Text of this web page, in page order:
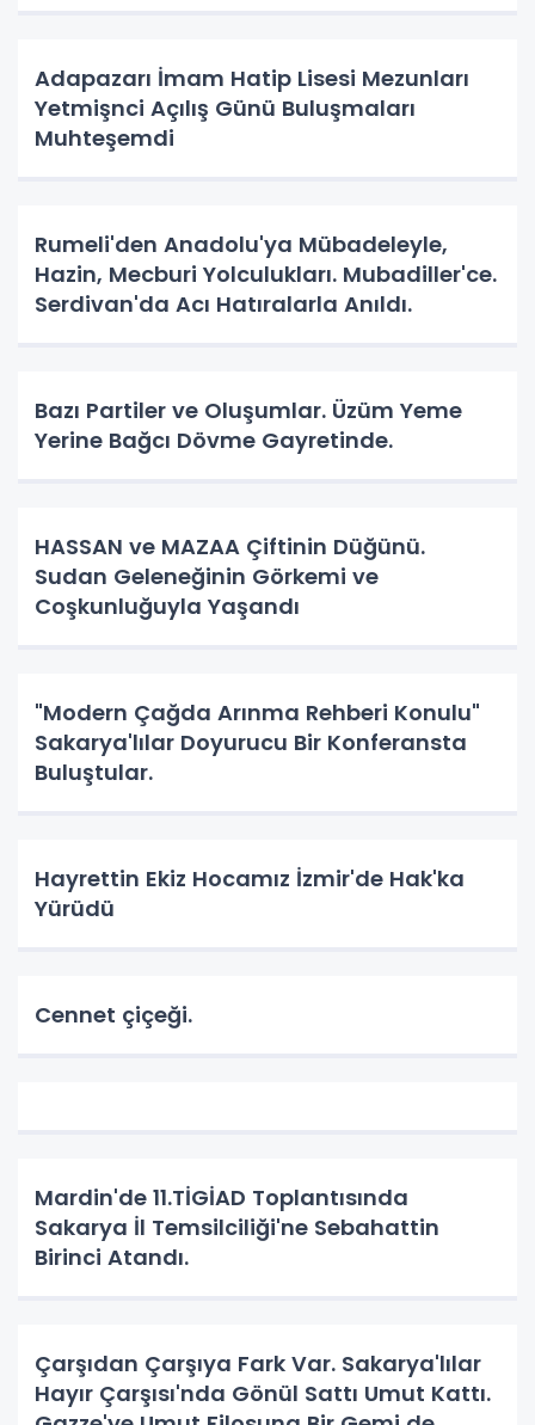
Adapazarı İmam Hatip Lisesi Mezunları
Yetmişnci Açılış Günü Buluşmaları
Muhteşemdi
Rumeli'den Anadolu'ya Mübadeleyle,
Hazin, Mecburi Yolculukları. Mubadiller'ce.
Serdivan'da Acı Hatıralarla Anıldı.
Bazı Partiler ve Oluşumlar. Üzüm Yeme
Yerine Bağcı Dövme Gayretinde.
HASSAN ve MAZAA Çiftinin Düğünü.
Sudan Geleneğinin Görkemi ve
Coşkunluğuyla Yaşandı
"Modern Çağda Arınma Rehberi Konulu"
Sakarya'lılar Doyurucu Bir Konferansta
Buluştular.
Hayrettin Ekiz Hocamız İzmir'de Hak'ka
Yürüdü
Cennet çiçeği.
Mardin'de 11.TİGİAD Toplantısında
Sakarya İl Temsilciliği'ne Sebahattin
Birinci Atandı.
Çarşıdan Çarşıya Fark Var. Sakarya'lılar
Hayır Çarşısı'nda Gönül Sattı Umut Kattı.